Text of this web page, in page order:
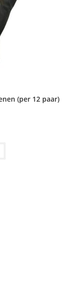
(per 12 paar)
Dit
heeft